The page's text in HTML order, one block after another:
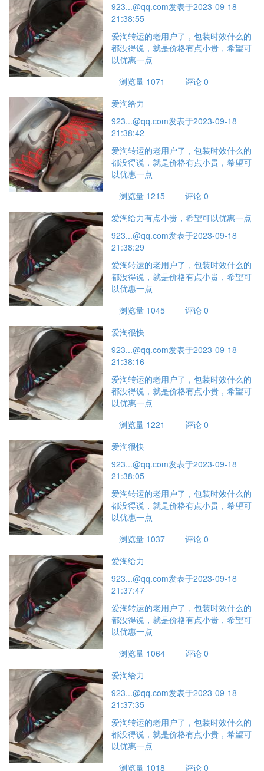
923...@qq.com发表于2023-09-18
21:38:55
爱淘转运的老用户了，包装时效什么的
都没得说，就是价格有点小贵，希望可
以优惠一点
浏览量 1071
评论 0
爱淘给力
923...@qq.com发表于2023-09-18
21:38:42
爱淘转运的老用户了，包装时效什么的
都没得说，就是价格有点小贵，希望可
以优惠一点
浏览量 1215
评论 0
爱淘给力有点小贵，希望可以优惠一点
923...@qq.com发表于2023-09-18
21:38:29
爱淘转运的老用户了，包装时效什么的
都没得说，就是价格有点小贵，希望可
以优惠一点
浏览量 1045
评论 0
爱淘很快
923...@qq.com发表于2023-09-18
21:38:16
爱淘转运的老用户了，包装时效什么的
都没得说，就是价格有点小贵，希望可
以优惠一点
浏览量 1221
评论 0
爱淘很快
923...@qq.com发表于2023-09-18
21:38:05
爱淘转运的老用户了，包装时效什么的
都没得说，就是价格有点小贵，希望可
以优惠一点
浏览量 1037
评论 0
爱淘给力
923...@qq.com发表于2023-09-18
21:37:47
爱淘转运的老用户了，包装时效什么的
都没得说，就是价格有点小贵，希望可
以优惠一点
浏览量 1064
评论 0
爱淘给力
923...@qq.com发表于2023-09-18
21:37:35
爱淘转运的老用户了，包装时效什么的
都没得说，就是价格有点小贵，希望可
以优惠一点
浏览量 1018
评论 0